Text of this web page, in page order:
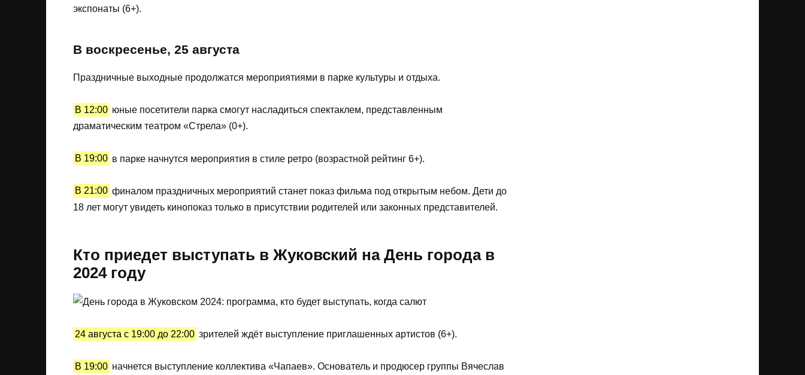
экспонаты (6+).
В воскресенье, 25 августа
Праздничные выходные продолжатся мероприятиями в парке культуры и отдыха.
В 12:00 юные посетители парка смогут насладиться спектаклем, представленным
драматическим театром «Стрела» (0+).
В 19:00 в парке начнутся мероприятия в стиле ретро (возрастной рейтинг 6+).
В 21:00 финалом праздничных мероприятий станет показ фильма под открытым небом. Дети до
18 лет могут увидеть кинопоказ только в присутствии родителей или законных представителей.
Кто приедет выступать в Жуковский на День города в
2024 году
24 августа с 19:00 до 22:00 зрителей ждёт выступление приглашенных артистов (6+).
В 19:00 начнется выступление коллектива «Чапаев». Основатель и продюсер группы Вячеслав